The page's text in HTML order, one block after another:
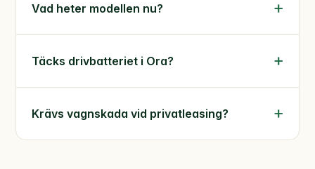
Vad heter modellen nu?
Täcks drivbatteriet i Ora?
Krävs vagnskada vid privatleasing?